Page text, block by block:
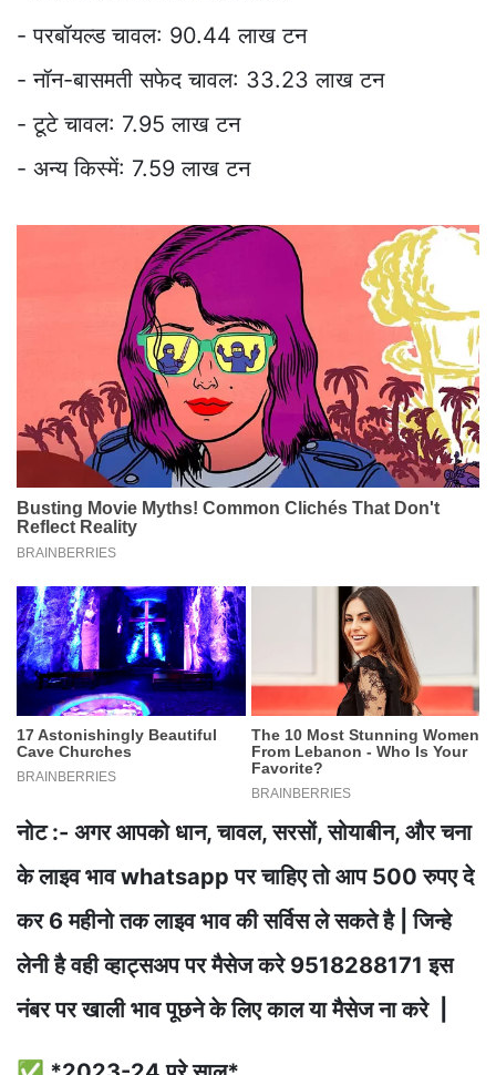
- परबॉयल्ड चावल: 90.44 लाख टन
- नॉन-बासमती सफेद चावल: 33.23 लाख टन
- टूटे चावल: 7.95 लाख टन
- अन्य किस्में: 7.59 लाख टन
नोट :- अगर आपको धान, चावल, सरसों, सोयाबीन, और चना
के लाइव भाव whatsapp पर चाहिए तो आप 500 रुपए दे
कर 6 महीनो तक लाइव भाव की सर्विस ले सकते है | जिन्हे
लेनी है वही व्हाट्सअप पर मैसेज करे 9518288171 इस
नंबर पर खाली भाव पूछने के लिए काल या मैसेज ना करे |